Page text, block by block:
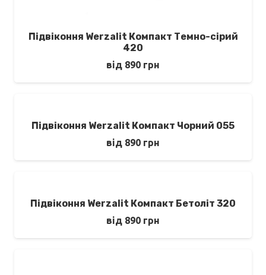
Підвіконня Werzalit Компакт Темно-сірий
420
від 890 грн
Підвіконня Werzalit Компакт Чорний 055
від 890 грн
Підвіконня Werzalit Компакт Бетоліт 320
від 890 грн